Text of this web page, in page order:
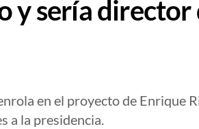
y sería
en el proyecto de Enrique
a la presidencia.